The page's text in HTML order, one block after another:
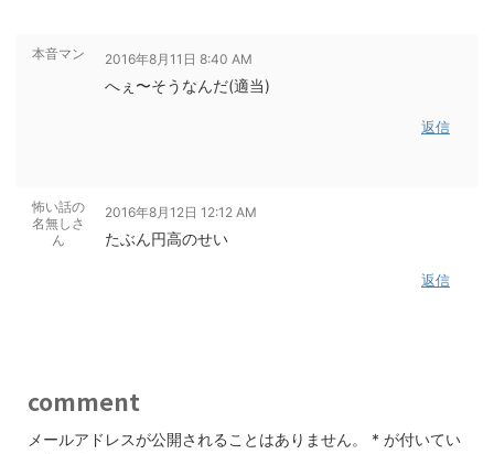
本音マン 2016年8月11日 8:40 AM
へぇ〜そうなんだ(適当)
返信
怖い話の
名無しさ
ん
2016年8月12日 12:12 AM
たぶん円高のせい
返信
comment
メールアドレスが公開されることはありません。 * が付いてい